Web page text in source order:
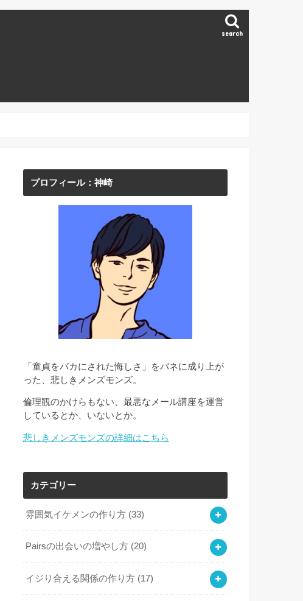
search
プロフィール：神崎
「童貞をバカにされた悔しさ」をバネに成り上が
った、悲しきメンズモンズ。
倫理観のかけらもない、最悪なメール講座を運営
しているとか、いないとか。
悲しきメンズモンズの詳細はこちら
カテゴリー
雰囲気イケメンの作り方 (33)
Pairsの出会いの増やし方 (20)
イジり合える関係の作り方 (17)